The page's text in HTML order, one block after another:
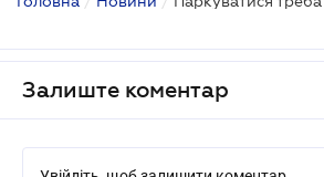
Залиште коментар